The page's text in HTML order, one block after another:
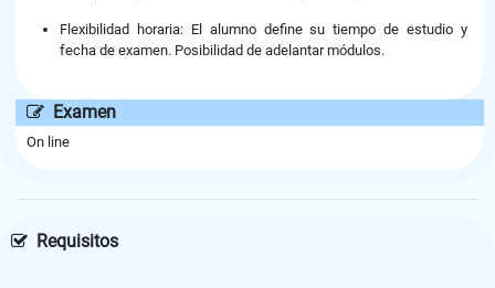
Flexibilidad horaria: El alumno define su tiempo de estudio y
fecha de examen. Posibilidad de adelantar módulos.
Examen
On line
Requisitos